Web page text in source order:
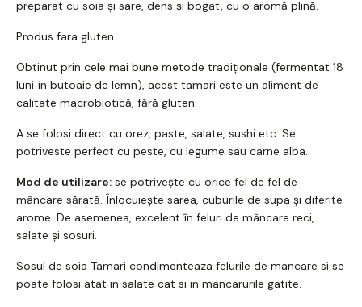
preparat cu soia și sare, dens și bogat, cu o aromă plină.
Produs fara gluten.
Obtinut prin cele mai bune metode tradiționale (fermentat 18
luni în butoaie de lemn), acest tamari este un aliment de
calitate macrobiotică, fără gluten.
A se folosi direct cu orez, paste, salate, sushi etc. Se
potriveste perfect cu peste, cu legume sau carne alba.
Mod de utilizare: se potrivește cu orice fel de fel de
mâncare sărată. Înlocuiește sarea, cuburile de supa și diferite
arome. De asemenea, excelent în feluri de mâncare reci,
salate și sosuri.
Sosul de soia Tamari condimenteaza felurile de mancare si se
poate folosi atat in salate cat si in mancarurile gatite.